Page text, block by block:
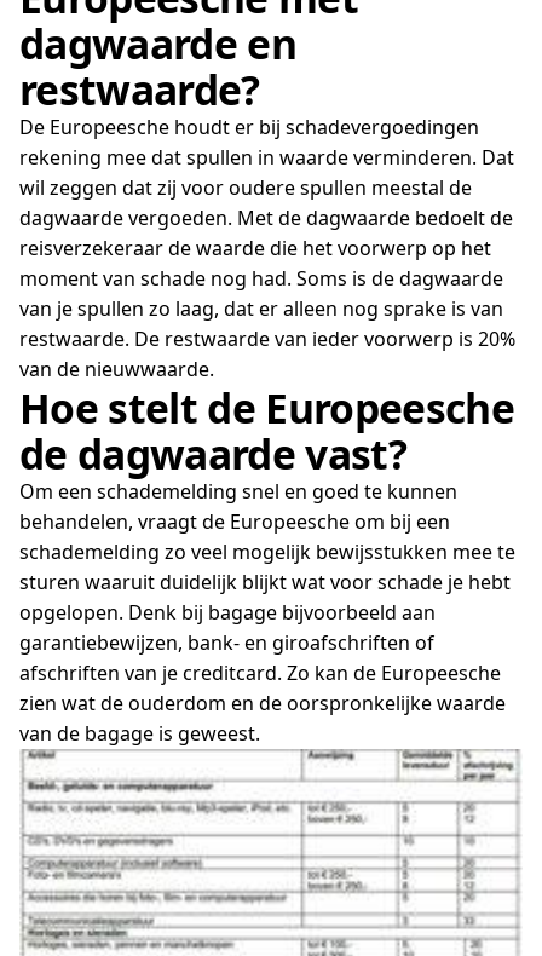
dagwaarde en
restwaarde?
De Europeesche houdt er bij schadevergoedingen
rekening mee dat spullen in waarde verminderen. Dat
wil zeggen dat zij voor oudere spullen meestal de
dagwaarde vergoeden. Met de dagwaarde bedoelt de
reisverzekeraar de waarde die het voorwerp op het
moment van schade nog had. Soms is de dagwaarde
van je spullen zo laag, dat er alleen nog sprake is van
restwaarde. De restwaarde van ieder voorwerp is 20%
van de nieuwwaarde.
Hoe stelt de Europeesche
de dagwaarde vast?
Om een schademelding snel en goed te kunnen
behandelen, vraagt de Europeesche om bij een
schademelding zo veel mogelijk bewijsstukken mee te
sturen waaruit duidelijk blijkt wat voor schade je hebt
opgelopen. Denk bij bagage bijvoorbeeld aan
garantiebewijzen, bank- en giroafschriften of
afschriften van je creditcard. Zo kan de Europeesche
zien wat de ouderdom en de oorspronkelijke waarde
van de bagage is geweest.